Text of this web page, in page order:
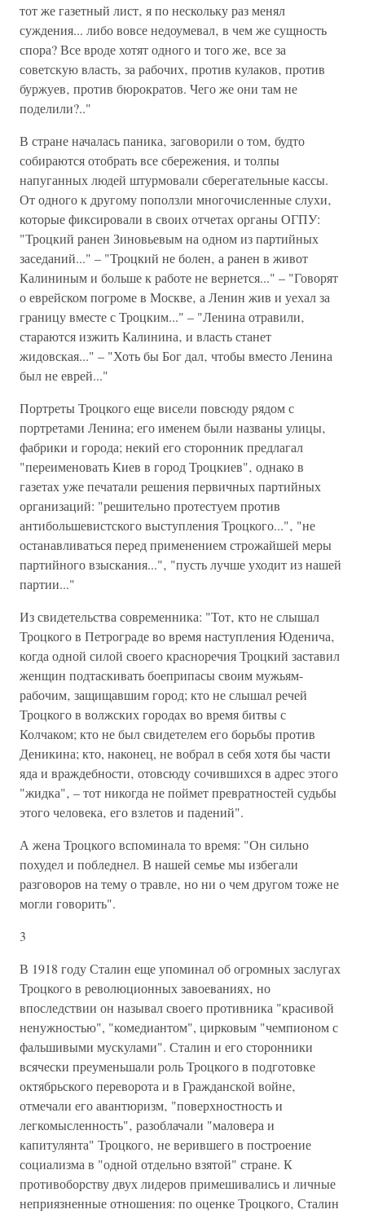
тот же газетный лист‚ я по нескольку раз менял
суждения... либо вовсе недоумевал‚ в чем же сущность
спора? Все вроде хотят одного и того же‚ все за
советскую власть‚ за рабочих‚ против кулаков‚ против
буржуев‚ против бюрократов. Чего же они там не
поделили?.."
В стране началась паника‚ заговорили о том‚ будто
собираются отобрать все сбережения‚ и толпы
напуганных людей штурмовали сберегательные кассы.
От одного к другому поползли многочисленные слухи‚
которые фиксировали в своих отчетах органы ОГПУ:
"Троцкий ранен Зиновьевым на одном из партийных
заседаний..." – "Троцкий не болен‚ а ранен в живот
Калининым и больше к работе не вернется..." – "Говорят
о еврейском погроме в Москве‚ а Ленин жив и уехал за
границу вместе с Троцким..." – "Ленина отравили‚
стараются изжить Калинина‚ и власть станет
жидовская..." – "Хоть бы Бог дал‚ чтобы вместо Ленина
был не еврей..."
Портреты Троцкого еще висели повсюду рядом с
портретами Ленина; его именем были названы улицы‚
фабрики и города; некий его сторонник предлагал
"переименовать Киев в город Троцкиев"‚ однако в
газетах уже печатали решения первичных партийных
организаций: "решительно протестуем против
антибольшевистского выступления Троцкого..."‚ "не
останавливаться перед применением строжайшей меры
партийного взыскания..."‚ "пусть лучше уходит из нашей
партии..."
Из свидетельства современника: "Тот‚ кто не слышал
Троцкого в Петрограде во время наступления Юденича‚
когда одной силой своего красноречия Троцкий заставил
женщин подтаскивать боеприпасы своим мужьям-
рабочим‚ защищавшим город; кто не слышал речей
Троцкого в волжских городах во время битвы с
Колчаком; кто не был свидетелем его борьбы против
Деникина; кто, наконец, не вобрал в себя хотя бы части
яда и враждебности‚ отовсюду сочившихся в адрес этого
"жидка"‚ – тот никогда не поймет превратностей судьбы
этого человека‚ его взлетов и падений".
А жена Троцкого вспоминала то время: "Он сильно
похудел и побледнел. В нашей семье мы избегали
разговоров на тему о травле‚ но ни о чем другом тоже не
могли говорить".
3
В 1918 году Сталин еще упоминал об огромных заслугах
Троцкого в революционных завоеваниях‚ но
впоследствии он называл своего противника "красивой
ненужностью", "комедиантом", цирковым "чемпионом с
фальшивыми мускулами". Сталин и его сторонники
всячески преуменьшали роль Троцкого в подготовке
октябрьского переворота и в Гражданской войне‚
отмечали его авантюризм‚ "поверхностность и
легкомысленность"‚ разоблачали "маловера и
капитулянта" Троцкого‚ не верившего в построение
социализма в "одной отдельно взятой" стране. К
противоборству двух лидеров примешивались и личные
неприязненные отношения: по оценке Троцкого‚ Сталин